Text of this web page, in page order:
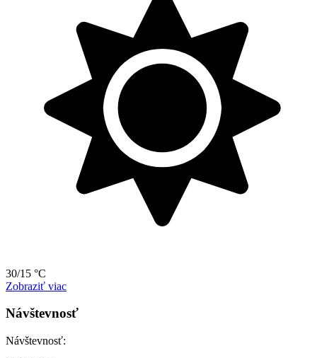
30/15 °C
Zobraziť viac
Návštevnosť
Návštevnosť: